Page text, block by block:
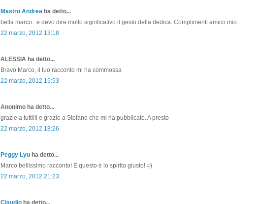
Mastro Andrea ha detto...
bella marco...e devo dire molto significativo il gesto della dedica. Complimenti amico mio.
22 marzo, 2012 13:18
ALESSIA ha detto...
Bravo Marco, il tuo racconto mi ha commossa
22 marzo, 2012 15:53
Anonimo ha detto...
grazie a tutti!!! e grazie a Stefano che mi ha pubblicato. A presto
22 marzo, 2012 18:26
Peggy Lyu ha detto...
Marco bellissimo racconto! E questo è lo spirito giusto! =)
22 marzo, 2012 21:23
Claudio ha detto...